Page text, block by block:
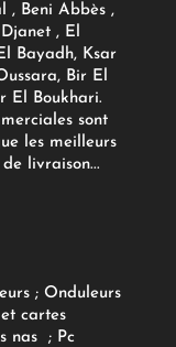
, Beni Abbès ,
, El
Bayadh, Ksar
Bir El
El Boukhari.
sont
les meilleurs
livraison...
; Onduleurs
cartes
nas ; Pc